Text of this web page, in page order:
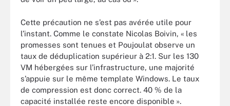
Cette précaution ne s’est pas avérée utile pour
l’instant. Comme le constate Nicolas Boivin, « les
promesses sont tenues et Poujoulat observe un
taux de déduplication supérieur à 2:1. Sur les 130
VM hébergées sur l’infrastructure, une majorité
s’appuie sur le même template Windows. Le taux
de compression est donc correct. 40 % de la
capacité installée reste encore disponible ».